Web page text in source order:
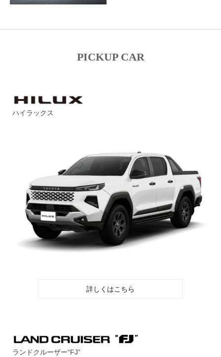
PICKUP CAR
ハイラックス
詳しくはこちら
ランドクルーザー“FJ”